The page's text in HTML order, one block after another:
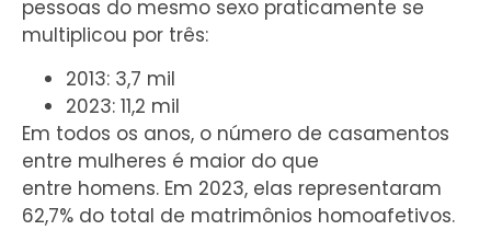
pessoas do mesmo sexo praticamente se
multiplicou por três:
2013: 3,7 mil
2023: 11,2 mil
Em todos os anos, o número de casamentos
entre mulheres é maior do que
entre homens. Em 2023, elas representaram
62,7% do total de matrimônios homoafetivos.